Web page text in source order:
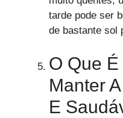
tarde pode ser
de bastante sol
O Que
Manter
E